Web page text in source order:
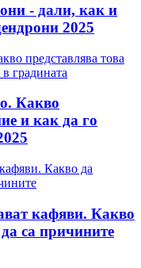
- дали, как и
2025
Какво
и как да го
кафяви. Какво
са причините